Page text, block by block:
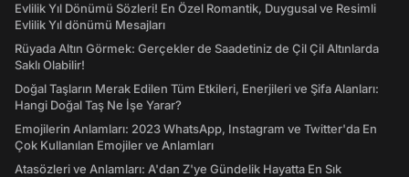
Evlilik Yıl Dönümü Sözleri! En Özel Romantik, Duygusal ve Resimli
Evlilik Yıl dönümü Mesajları
Rüyada Altın Görmek: Gerçekler de Saadetiniz de Çil Çil Altınlarda
Saklı Olabilir!
Doğal Taşların Merak Edilen Tüm Etkileri, Enerjileri ve Şifa Alanları:
Hangi Doğal Taş Ne İşe Yarar?
Emojilerin Anlamları: 2023 WhatsApp, Instagram ve Twitter'da En
Çok Kullanılan Emojiler ve Anlamları
Atasözleri ve Anlamları: A'dan Z'ye Gündelik Hayatta En Sık